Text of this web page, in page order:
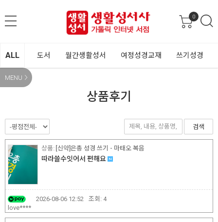
0
ALL 도서 월간생활성서 여정성경교재 쓰기성경
MENU
상품후기
검색
[신약]은총 성경 쓰기 - 마태오 복음
따라쓸수잇어서 편해요
love****
2026-08-06 12:52 조회: 4